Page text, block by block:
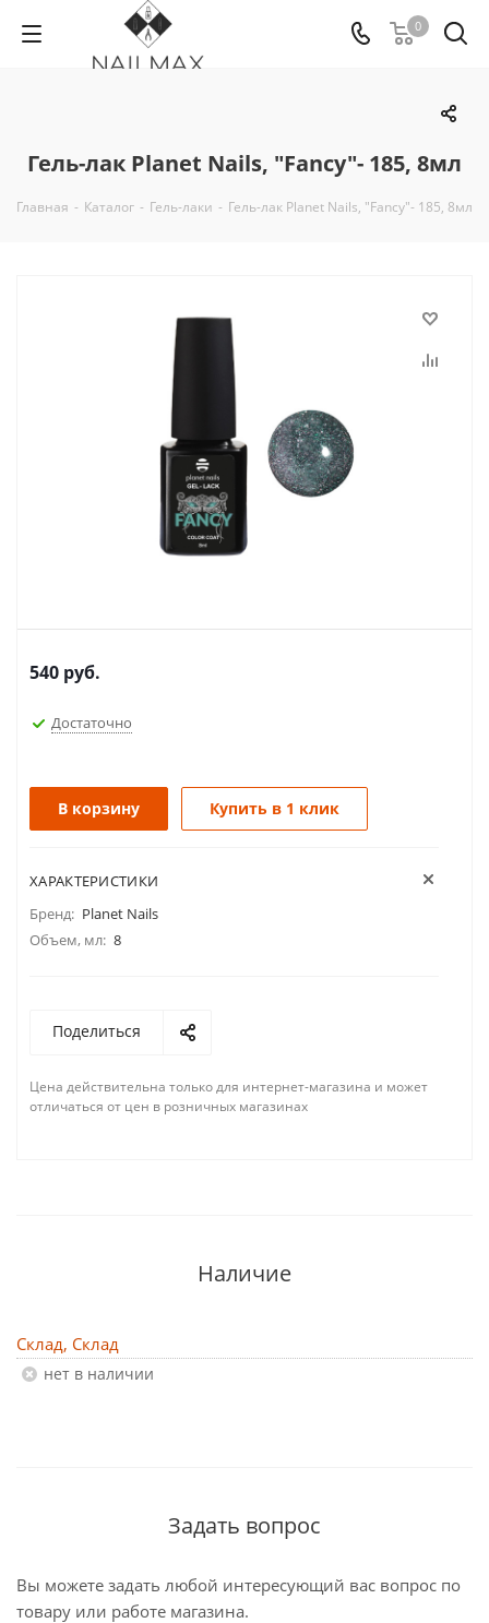
0
Гель-лак Planet Nails, "Fancy"- 185, 8мл
Главная - Каталог - Гель-лаки - Гель-лак Planet Nails, "Fancy"- 185, 8мл
540 руб.
Достаточно
В корзину Купить в 1 клик
ХАРАКТЕРИСТИКИ
Бренд: Planet Nails
Объем, мл: 8
Поделиться
Цена действительна только для интернет-магазина и может
отличаться от цен в розничных магазинах
Наличие
Склад, Склад
Нет в наличии
Задать вопрос
Вы можете задать любой интересующий вас вопрос по
товару или работе магазина.